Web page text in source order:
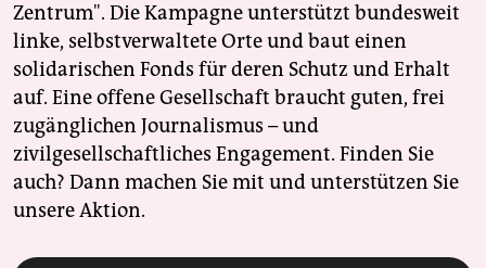
Zentrum". Die Kampagne unterstützt bundesweit
linke, selbstverwaltete Orte und baut einen
solidarischen Fonds für deren Schutz und Erhalt
auf. Eine offene Gesellschaft braucht guten, frei
zugänglichen Journalismus – und
zivilgesellschaftliches Engagement. Finden Sie
auch? Dann machen Sie mit und unterstützen Sie
unsere Aktion.